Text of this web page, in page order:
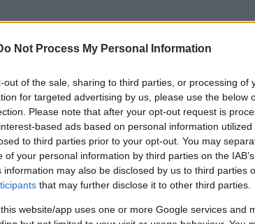
Not Process My Personal Information
out of the sale, sharing to third parties, or processing of
for targeted advertising by us, please use the below
Please note that after your opt-out request is
based ads based on personal information
to third parties prior to your opt-out. You may
of your personal information by third parties on the
information may also be disclosed by us to third parties
that may further disclose it to other third parties.
website/app uses one or more Google services and